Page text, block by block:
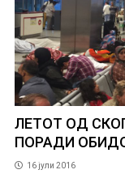
ЛЕТОТ ОД
ПОРАДИ
16 јули 2016